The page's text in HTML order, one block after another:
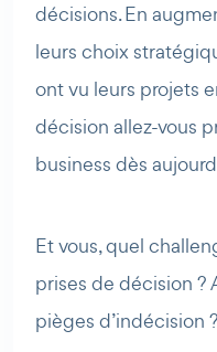
décisions. En
leurs choix
ont vu leurs projets
décision allez-vous
business dès
Et vous, quel
prises de décision ?
pièges d’indécision ?